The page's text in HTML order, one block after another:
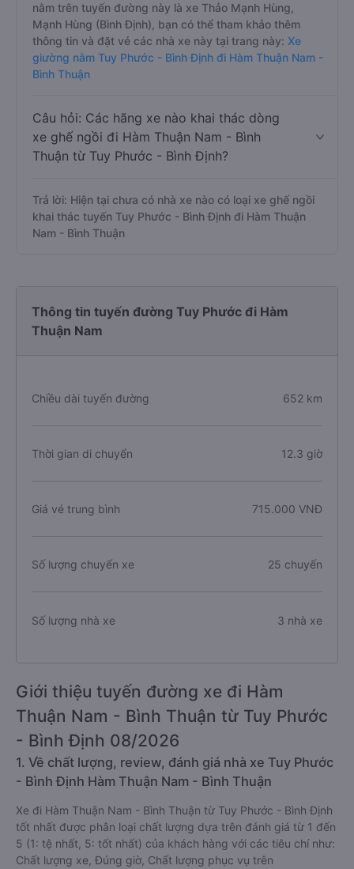
nằm trên tuyến đường này là xe Thảo Mạnh Hùng,
Mạnh Hùng (Bình Định), bạn có thể tham khảo thêm
thông tin và đặt vé các nhà xe này tại trang này: Xe
giường nằm Tuy Phước - Bình Định đi Hàm Thuận Nam -
Bình Thuận
Câu hỏi: Các hãng xe nào khai thác dòng
xe ghế ngồi đi Hàm Thuận Nam - Bình
Thuận từ Tuy Phước - Bình Định?
Trả lời: Hiện tại chưa có nhà xe nào có loại xe ghế ngồi
khai thác tuyến Tuy Phước - Bình Định đi Hàm Thuận
Nam - Bình Thuận
Thông tin tuyến đường Tuy Phước đi Hàm
Thuận Nam
Chiều dài tuyến đường 652 km
Thời gian di chuyển 12.3 giờ
Giá vé trung bình 715.000 VNĐ
Số lượng chuyến xe 25 chuyến
Số lượng nhà xe 3 nhà xe
Giới thiệu tuyến đường xe đi Hàm
Thuận Nam - Bình Thuận từ Tuy Phước
- Bình Định 08/2026
1. Về chất lượng, review, đánh giá nhà xe Tuy Phước
- Bình Định Hàm Thuận Nam - Bình Thuận
Xe đi Hàm Thuận Nam - Bình Thuận từ Tuy Phước - Bình Định
tốt nhất được phân loại chất lượng dựa trên đánh giá từ 1 đến
5 (1: tệ nhất, 5: tốt nhất) của khách hàng với các tiêu chí như:
Chất lượng xe, Đúng giờ, Chất lượng phục vụ trên